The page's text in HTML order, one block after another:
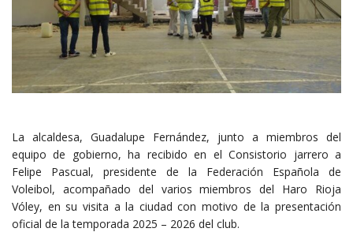
La alcaldesa, Guadalupe Fernández, junto a miembros del
equipo de gobierno, ha recibido en el Consistorio jarrero a
Felipe Pascual, presidente de la Federación Española de
Voleibol, acompañado del varios miembros del Haro Rioja
Vóley, en su visita a la ciudad con motivo de la presentación
oficial de la temporada 2025 – 2026 del club.